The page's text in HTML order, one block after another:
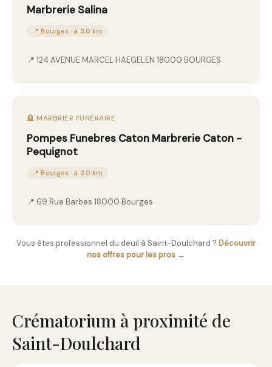
Marbrerie Salina
📍 Bourges · à 3.0 km
📍 124 AVENUE MARCEL HAEGELEN 18000 BOURGES
🪦 MARBRIER FUNÉRAIRE
Pompes Funebres Caton Marbrerie Caton -
Pequignot
📍 Bourges · à 3.0 km
📍 69 Rue Barbes 18000 Bourges
Vous êtes professionnel du deuil à Saint-Doulchard ? Découvrir
nos offres pour les pros →
Crématorium à proximité de
Saint-Doulchard